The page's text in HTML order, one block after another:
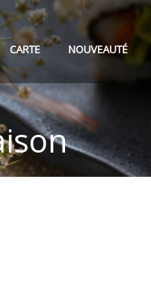
CARTE NOUVEAUTÉ